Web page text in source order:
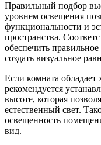
Правильный подбор
уровнем освещения
функциональности и
пространства.
обеспечить
создать визуальное
Если комната
рекомендуется
высоте, которая
естественный свет.
освещенность
вид.